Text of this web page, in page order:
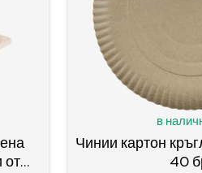
в
Чинии картон
40